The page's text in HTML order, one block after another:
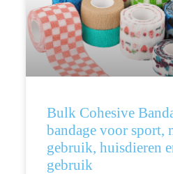
Bulk Cohesive
bandage voor sport,
gebruik, huisdieren
gebruik